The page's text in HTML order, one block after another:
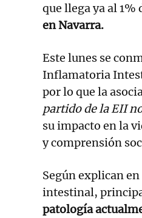
que llega ya al 1%
en Navarra.
Este lunes se
Inflamatoria
por lo que la
partido de la EII
su impacto en la
y comprensión
Según explican
intestinal,
patología